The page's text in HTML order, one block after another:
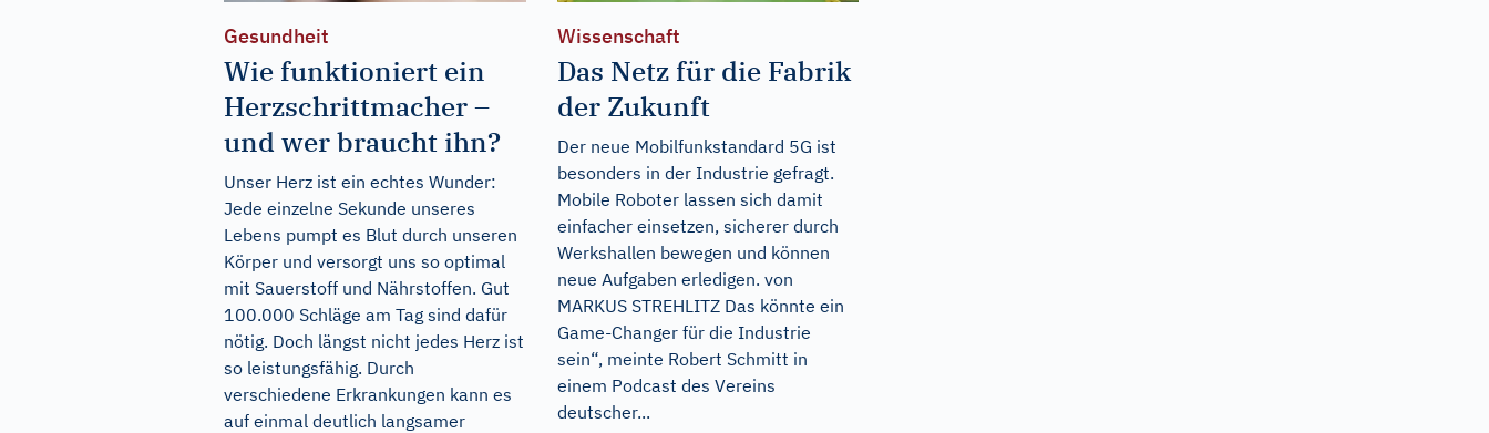
Gesundheit
Wie funktioniert ein
Herzschrittmacher –
und wer braucht ihn?
Unser Herz ist ein echtes Wunder:
Jede einzelne Sekunde unseres
Lebens pumpt es Blut durch unseren
Körper und versorgt uns so optimal
mit Sauerstoff und Nährstoffen. Gut
100.000 Schläge am Tag sind dafür
nötig. Doch längst nicht jedes Herz ist
so leistungsfähig. Durch
verschiedene Erkrankungen kann es
auf einmal deutlich langsamer
Wissenschaft
Das Netz für die Fabrik
der Zukunft
Der neue Mobilfunkstandard 5G ist
besonders in der Industrie gefragt.
Mobile Roboter lassen sich damit
einfacher einsetzen, sicherer durch
Werkshallen bewegen und können
neue Aufgaben erledigen. von
MARKUS STREHLITZ Das könnte ein
Game-Changer für die Industrie
sein“, meinte Robert Schmitt in
einem Podcast des Vereins
deutscher...